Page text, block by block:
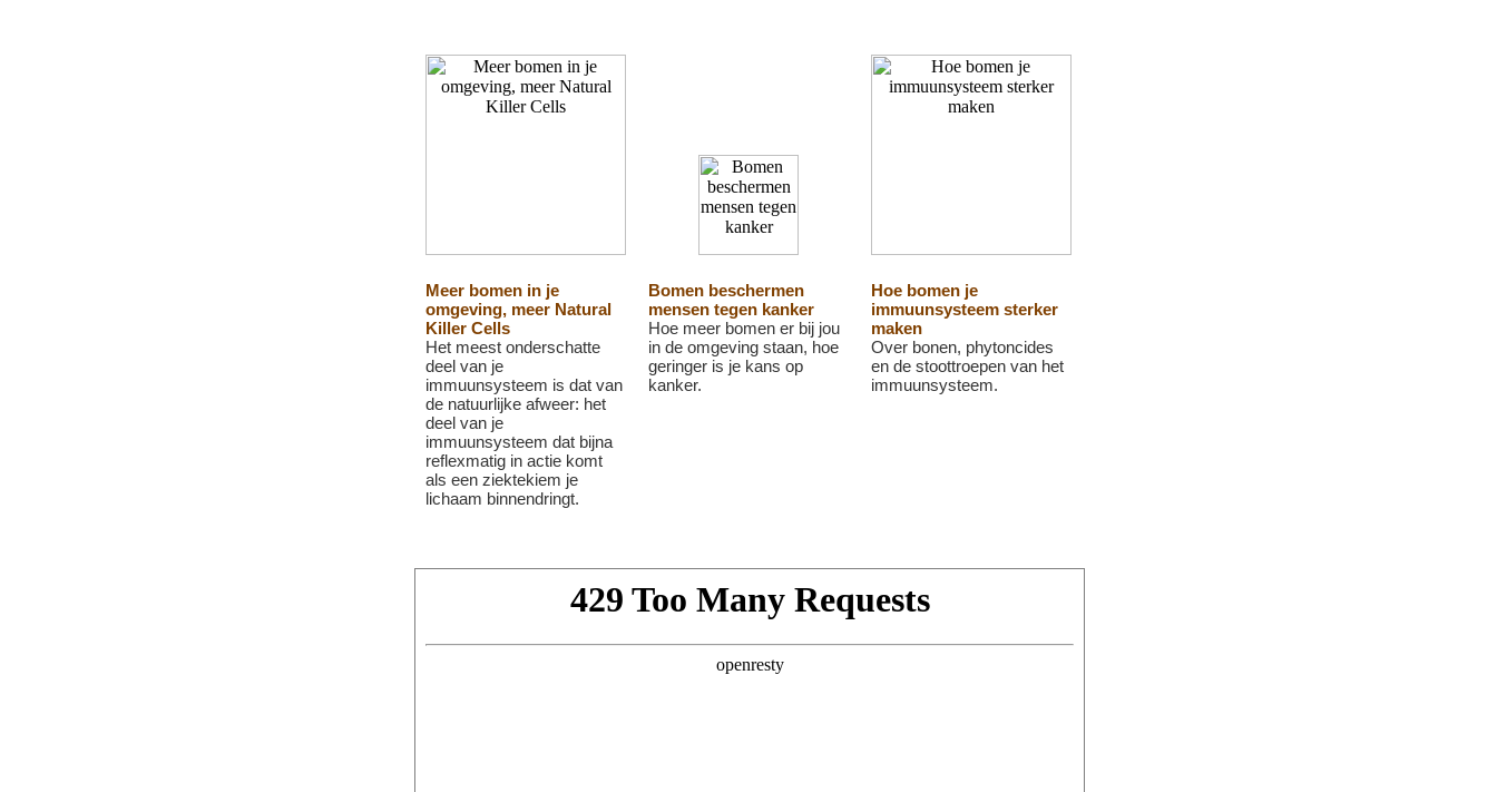
Meer bomen in je
omgeving, meer Natural
Killer Cells
Het meest onderschatte
deel van je
immuunsysteem is dat van
de natuurlijke afweer: het
deel van je
immuunsysteem dat bijna
reflexmatig in actie komt
als een ziektekiem je
lichaam binnendringt.
Bomen beschermen
mensen tegen kanker
Hoe meer bomen er bij jou
in de omgeving staan, hoe
geringer is je kans op
kanker.
Hoe bomen je
immuunsysteem sterker
maken
Over bonen, phytoncides
en de stoottroepen van het
immuunsysteem.